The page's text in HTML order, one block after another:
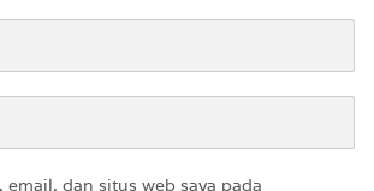
email, dan situs web saya pada